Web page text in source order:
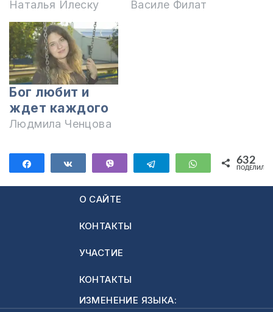
Наталья Илеску Василе Филат
Бог любит и
ждет каждого
Людмила Ченцова
ПоделитьсяПоделиться Telegram WhatsApp
632
О САЙТЕ
КОНТАКТЫ
УЧАСТИЕ
КОНТАКТЫ
ИЗМЕНЕНИЕ ЯЗЫКА: